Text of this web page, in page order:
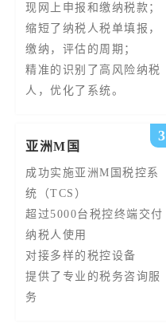
现网上申报和缴纳税款；
缩短了纳税人税单填报，
缴纳，评估的周期；
精准的识别了高风险纳税
人，优化了系统。
3
亚洲M国
成功实施亚洲M国税控系
统（TCS）
超过5000台税控终端交付
纳税人使用
对接多样的税控设备
提供了专业的税务咨询服
务